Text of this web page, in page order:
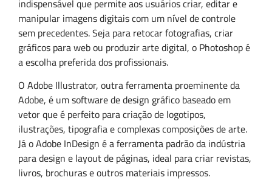
manipular imagens digitais com um nível de controle
sem precedentes. Seja para retocar fotografias, criar
gráficos para web ou produzir arte digital, o Photoshop é
a escolha preferida dos profissionais.
O Adobe Illustrator, outra ferramenta proeminente da
Adobe, é um software de design gráfico baseado em
vetor que é perfeito para criação de logotipos,
ilustrações, tipografia e complexas composições de arte.
Já o Adobe InDesign é a ferramenta padrão da indústria
para design e layout de páginas, ideal para criar revistas,
livros, brochuras e outros materiais impressos.